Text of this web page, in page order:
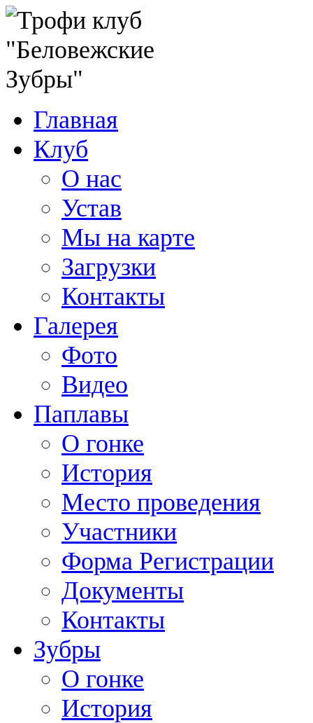
Главная
Клуб
О нас
Устав
Мы на карте
Загрузки
Контакты
Галерея
Фото
Видео
Паплавы
О гонке
История
Место проведения
Участники
Форма Регистрации
Документы
Контакты
Зубры
О гонке
История